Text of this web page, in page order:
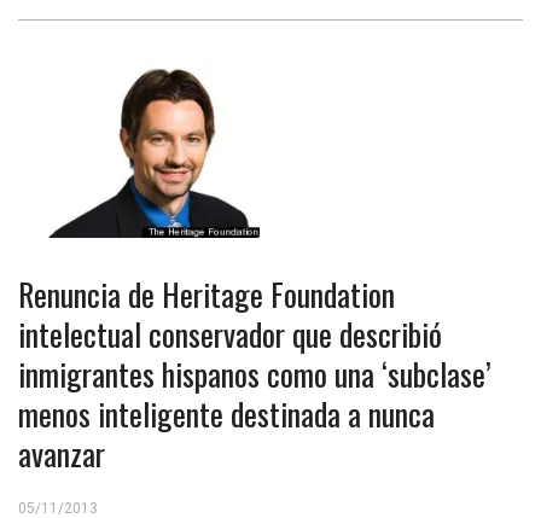
Renuncia de Heritage Foundation
intelectual conservador que describió
inmigrantes hispanos como una ‘subclase’
menos inteligente destinada a nunca
avanzar
05/11/2013